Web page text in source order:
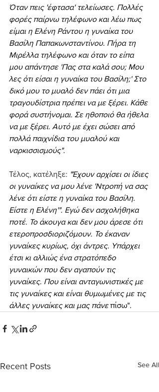
Όταν πεις 'έφτασα' τελείωσες. Πολλές
φορές παίρνω τηλέφωνο και λέω πως
είμαι η Ελένη Ράντου η γυναίκα του
Βασίλη Παπακωνσταντίνου. Πήρα τη
Μιρέλλα τηλέφωνο και όταν το είπα
μου απάντησε 'Πας στα καλά σου; Μου
λες ότι είσαι η γυναίκα του Βασίλη;' Στο
δικό μου το μυαλό δεν πάει ότι μια
τραγουδίστρια πρέπει να με ξέρει. Κάθε
φορά συστήνομαι. Σε ηθοποιό θα ήθελα
να με ξέρει. Αυτό με έχει σώσει από
πολλά παιχνίδια του μυαλού και
ναρκισσισμούς".
Τέλος, κατέληξε: "Έχουν αρχίσει οι ίδιες
οι γυναίκες να μου λένε 'Ντροπή να σας
λένε ότι είστε η γυναίκα του Βασίλη.
Είστε η Ελένη'". Εγώ δεν ασχολήθηκα
ποτέ. Το άκουγα και δεν μου άρεσε ότι
ετεροπροσδιοριζόμουν. Το έκαναν
γυναίκες κυρίως, όχι άντρες. Υπάρχει
έτσι κι αλλιώς ένα στρατόπεδο
γυναικών που δεν αγαπούν τις
γυναίκες. Που είναι ανταγωνιστικές με
τις γυναίκες και είναι θυμωμένες με τις
άλλες γυναίκες και μας πάνε πίσω".
Recent Posts See All